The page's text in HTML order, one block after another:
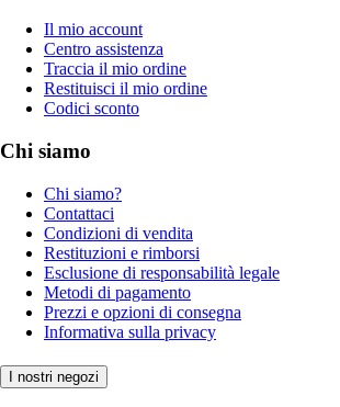
Il mio account
Centro assistenza
Traccia il mio ordine
Restituisci il mio ordine
Codici sconto
Chi siamo
Chi siamo?
Contattaci
Condizioni di vendita
Restituzioni e rimborsi
Esclusione di responsabilità legale
Metodi di pagamento
Prezzi e opzioni di consegna
Informativa sulla privacy
I nostri negozi